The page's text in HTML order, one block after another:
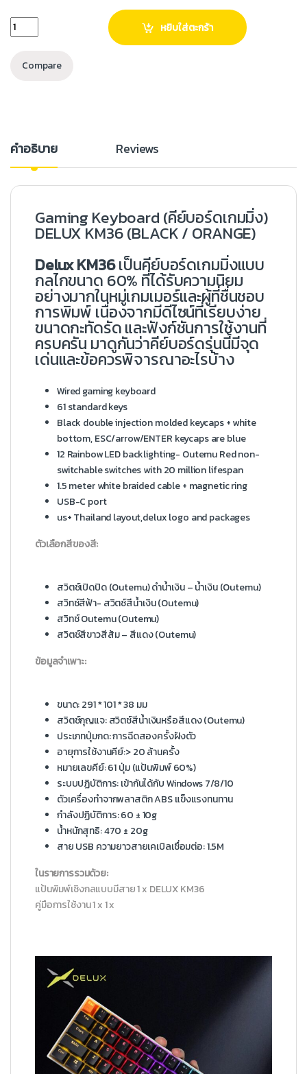
หยิบใส่ตะกร้า
Compare
คำอธิบาย Reviews
Gaming Keyboard (คีย์บอร์ดเกมมิ่ง)
DELUX KM36 (BLACK / ORANGE)
Delux KM36เป็นคีย์บอร์ดเกมมิ่งแบบ
กลไกขนาด 60% ที่ได้รับความนิยม
อย่างมากในหมู่เกมเมอร์และผู้ที่ชื่นชอบ
การพิมพ์ เนื่องจากมีดีไซน์ที่เรียบง่าย
ขนาดกะทัดรัด และฟังก์ชันการใช้งานที่
ครบครัน มาดูกันว่าคีย์บอร์ดรุ่นนี้มีจุด
เด่นและข้อควรพิจารณาอะไรบ้าง
Wired gaming keyboard
61 standard keys
Black double injection molded keycaps + white
bottom, ESC/arrow/ENTER keycaps are blue
12 Rainbow LED backlighting- Outemu Red non-
switchable switches with 20 million lifespan
1.5 meter white braided cable + magnetic ring
USB-C port
us+ Thailand layout,delux logo and packages
ตัวเลือกสีของสี:
สวิตช์เปิดปิด (Outemu) ดำน้ำเงิน – น้ำเงิน (Outemu)
สวิทช์สีฟ้า- สวิตช์สีน้ำเงิน (Outemu)
สวิทช์ Outemu (Outemu)
สวิตช์สีขาวสีส้ม – สีแดง (Outemu)
ข้อมูลจำเพาะ:
ขนาด: 291 * 101 * 38 มม
สวิตช์กุญแจ: สวิตช์สีน้ำเงินหรือสีแดง (Outemu)
ประเภทปุ่มกด: การฉีดสองครั้งฝังตัว
อายุการใช้งานคีย์:> 20 ล้านครั้ง
หมายเลขคีย์: 61 ปุ่ม (แป้นพิมพ์ 60%)
ระบบปฏิบัติการ: เข้ากันได้กับ Windows 7/8/10
ตัวเครื่องทำจากพลาสติก ABS แข็งแรงทนทาน
กำลังปฏิบัติการ: 60 ± 10g
น้ำหนักสุทธิ: 470 ± 20g
สาย USB ความยาวสายเคเบิลเชื่อมต่อ: 1.5M
ในรายการรวมด้วย:
แป้นพิมพ์เชิงกลแบบมีสาย 1 x DELUX KM36
คู่มือการใช้งาน 1 x 1 x